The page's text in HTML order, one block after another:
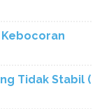
Kebocoran
Tidak Stabil (